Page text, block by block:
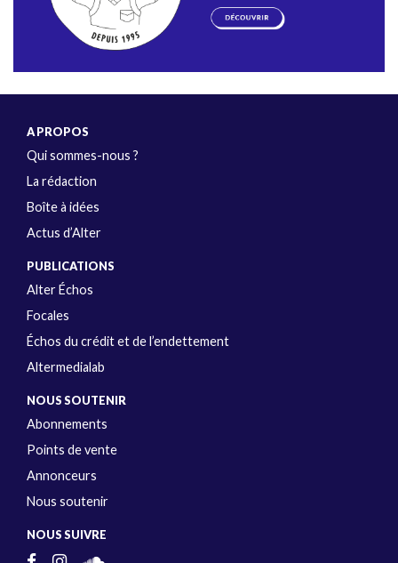
A PROPOS
Qui sommes-nous ?
La rédaction
Boîte à idées
Actus d’Alter
PUBLICATIONS
Alter Échos
Focales
Échos du crédit et de l’endettement
Altermedialab
NOUS SOUTENIR
Abonnements
Points de vente
Annonceurs
Nous soutenir
NOUS SUIVRE